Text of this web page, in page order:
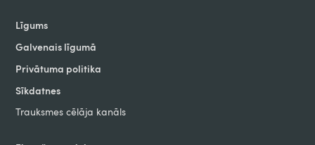
Līgums
Galvenais līgumā
Privātuma politika
Sīkdatnes
Trauksmes cēlāja kanāls